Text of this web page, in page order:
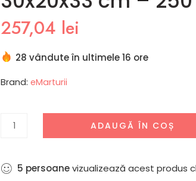
257,04 lei
28 vândute în ultimele 16 ore
Brand: eMarturii
ADAUGĂ ÎN COȘ
5 persoanevizualizează acest produs